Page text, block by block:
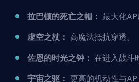
拉巴顿的死亡之帽： 最大化AP
虚空之杖： 高魔法抵抗穿透。
佐恩的时光之钟： 在进入战斗
宇宙之驱： 更高的机动性与AP